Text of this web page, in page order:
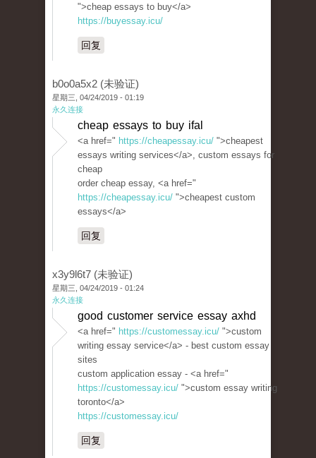
">cheap essays to buy</a>
https://buyessay.icu/
回复
b0o0a5x2 (未验证)
星期三, 04/24/2019 - 01:19
永久连接
cheap essays to buy ifal
<a href=" https://cheapessay.icu/ ">cheapest
essays writing services</a>, custom essays for
cheap
order cheap essay, <a href="
https://cheapessay.icu/ ">cheapest custom
essays</a>
回复
x3y9l6t7 (未验证)
星期三, 04/24/2019 - 01:24
永久连接
good customer service essay axhd
<a href=" https://customessay.icu/ ">custom
writing essay service</a> - best custom essay
sites
custom application essay - <a href="
https://customessay.icu/ ">custom essay writing
toronto</a>
https://customessay.icu/
回复